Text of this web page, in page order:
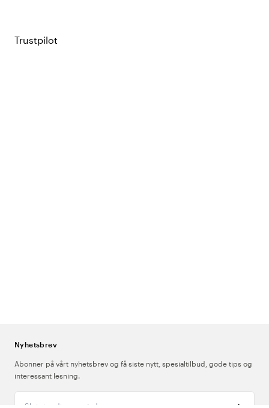
Trustpilot
Nyhetsbrev
Abonner på vårt nyhetsbrev og få siste nytt, spesialtilbud, gode tips og
interessant lesning.